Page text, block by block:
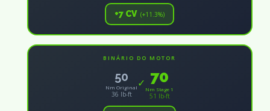
+7 CV (+11.3%)
BINÁRIO DO MOTOR
50
Nm Original
36 lb-ft
✓ 70
Nm Stage 1
51 lb-ft